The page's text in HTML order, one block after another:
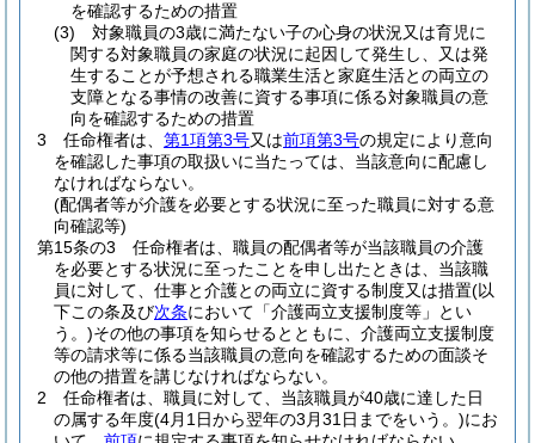
を確認するための措置
(3)
対象職員の3歳に満たない子の心身の状況又は育児に
関する対象職員の家庭の状況に起因して発生し、又は発
生することが予想される職業生活と家庭生活との両立の
支障となる事情の改善に資する事項に係る対象職員の意
向を確認するための措置
3
任命権者は、 第1項第3号又は前項第3号の規定により意向
を確認した事項の取扱いに当たっては、当該意向に配慮し
なければならない。
(配偶者等が介護を必要とする状況に至った職員に対する意
向確認等)
第15条の3
任命権者は、職員の配偶者等が当該職員の介護
を必要とする状況に至ったことを申し出たときは、当該職
員に対して、仕事と介護との両立に資する制度又は措置(以
下この条及び次条において「介護両立支援制度等」とい
う。)その他の事項を知らせるとともに、介護両立支援制度
等の請求等に係る当該職員の意向を確認するための面談そ
の他の措置を講じなければならない。
2
任命権者は、職員に対して、当該職員が40歳に達した日
の属する年度(4月1日から翌年の3月31日までをいう。)にお